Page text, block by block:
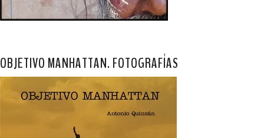
OBJETIVO MANHATTAN. FOTOGRAFÍAS